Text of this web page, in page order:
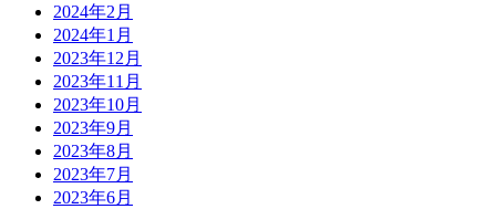
2024年2月
2024年1月
2023年12月
2023年11月
2023年10月
2023年9月
2023年8月
2023年7月
2023年6月